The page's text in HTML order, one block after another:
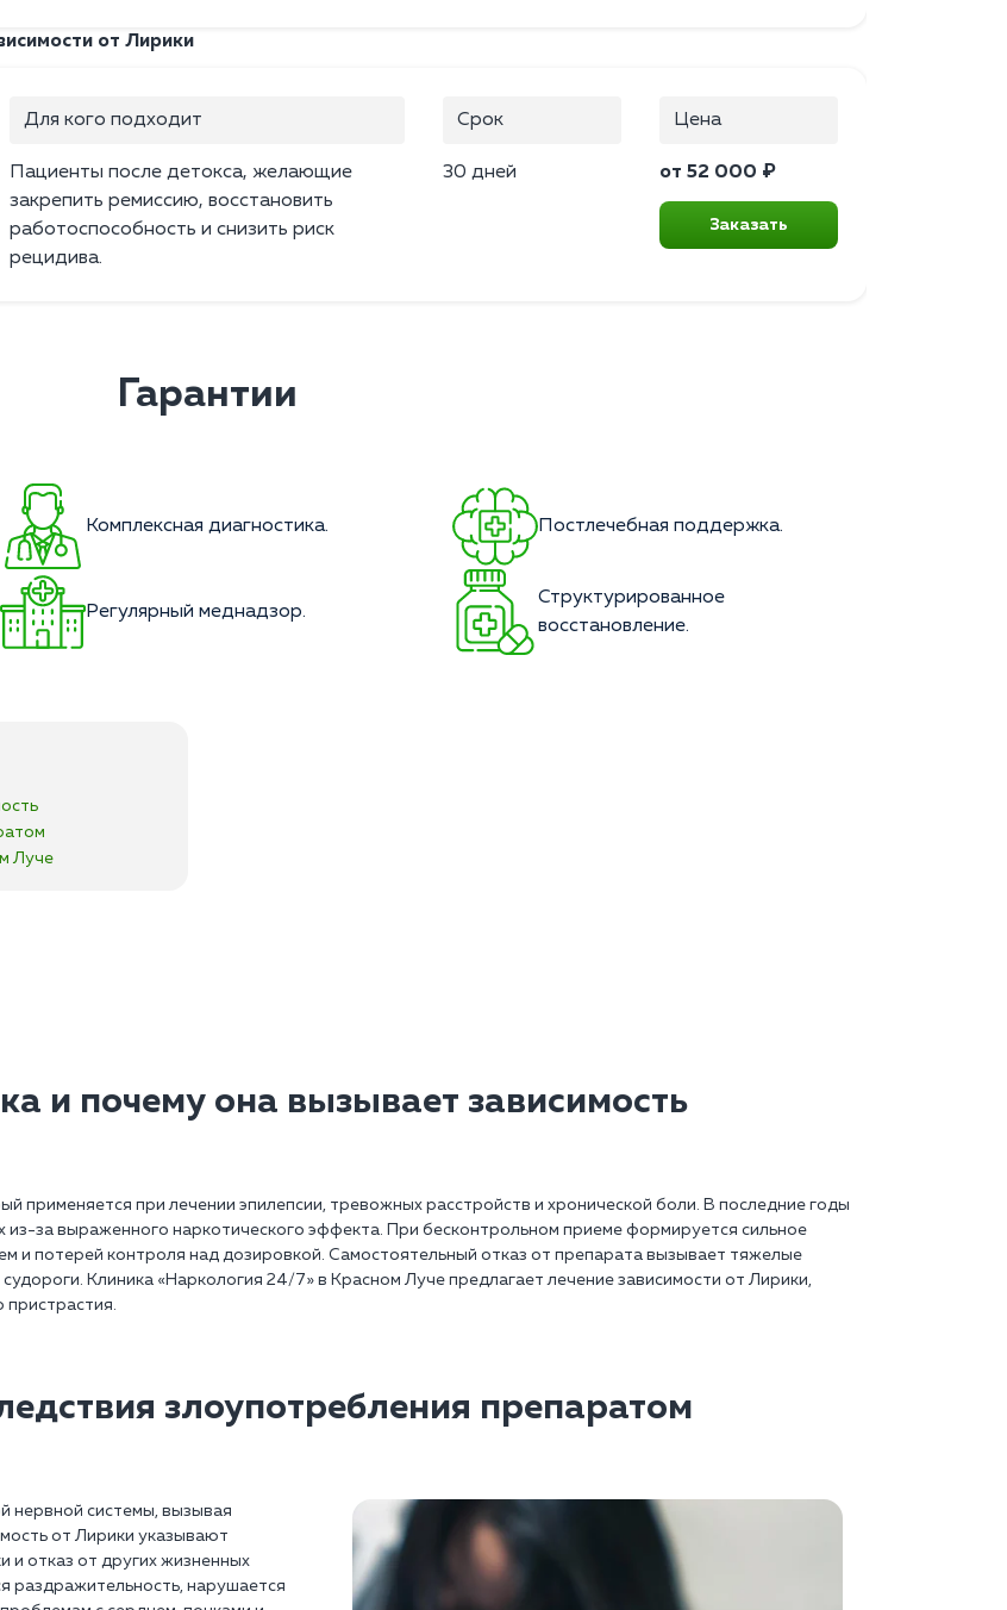
от Лирики
Для кого подходит
Пациенты после детокса, желающие
закрепить ремиссию, восстановить
работоспособность и снизить риск
рецидива.
Срок
30 дней
Цена
от 52 000 ₽
Заказать
Гарантии
Комплексная диагностика. Постлечебная поддержка.
Регулярный меднадзор.
Структурированное
восстановление.
Луче
и почему она вызывает зависимость
применяется при лечении эпилепсии, тревожных расстройств и хронической боли. В последние годы
за выраженного наркотического эффекта. При бесконтрольном приеме формируется сильное
и потерей контроля над дозировкой. Самостоятельный отказ от препарата вызывает тяжелые
Клиника «Наркология 24/7» в Красном Луче предлагает лечение зависимости от Лирики,
пристрастия.
злоупотребления препаратом
нервной системы, вызывая
от Лирики указывают
и отказ от других жизненных
раздражительность, нарушается